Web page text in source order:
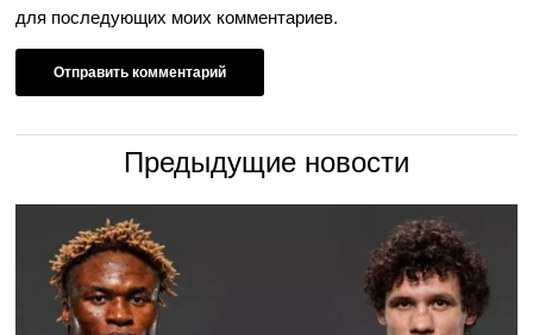
для последующих моих комментариев.
Предыдущие новости